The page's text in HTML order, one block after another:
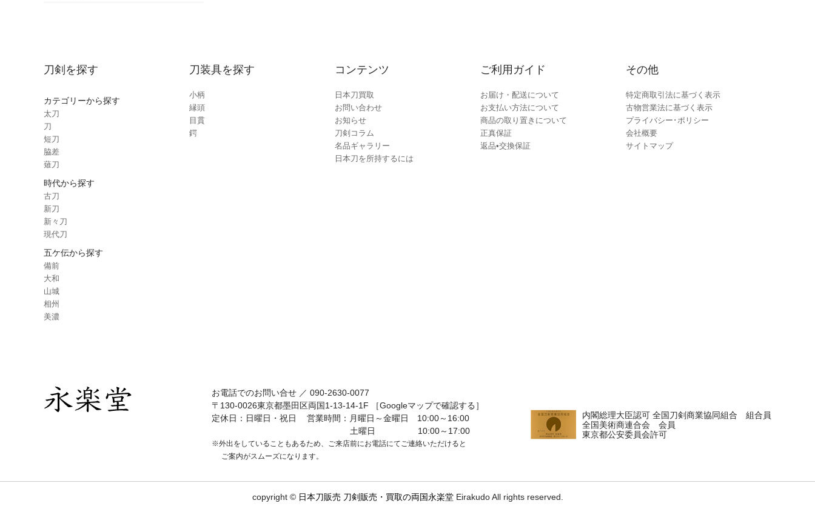
刀剣を探す
カテゴリーから探す
太刀
刀
短刀
脇差
薙刀
時代から探す
古刀
新刀
新々刀
現代刀
五ケ伝から探す
備前
大和
山城
相州
美濃
刀装具を探す
小柄
縁頭
目貫
鍔
コンテンツ
日本刀買取
お問い合わせ
お知らせ
刀剣コラム
名品ギャラリー
日本刀を所持するには
ご利用ガイド
お届け・配送について
お支払い方法について
商品の取り置きについて
正真保証
返品•交換保証
その他
特定商取引法に基づく表示
古物営業法に基づく表示
プライバシー･ポリシー
会社概要
サイトマップ
お電話でのお問い合せ ／ 090-2630-0077
〒130-0026東京都墨田区両国1-13-14-1F
［Googleマップで確認する］
定休日：日曜日・祝日
営業時間：月曜日～金曜日 10:00～16:00
土曜日 10:00～17:00
※外出をしていることもあるため、ご来店前にお電話にてご連絡いただけると
ご案内がスムーズになります。
内閣総理大臣認可 全国刀剣商業協同組合 組合員
全国美術商連合会 会員
東京都公安委員会許可
copyright © 日本刀販売 刀剣販売・買取の両国永楽堂Eirakudo All rights reserved.